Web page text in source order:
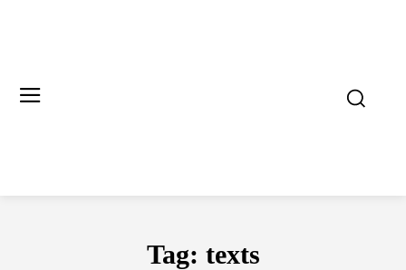
Tag: texts